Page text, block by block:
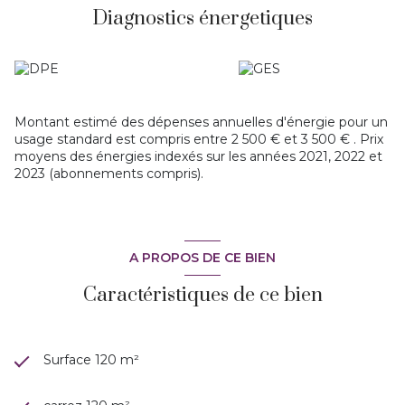
continuité de vie vers le jardin. La vue mer, subtile et
apaisante, accompagne chaque instant.
calme et intimité.
bénéficie d’une belle exposition et d’un cadre
méditerranéen privilégié et un calme absolu!
Prévoir travaux de rafraîchissement ce qui permettra de
révéler tout le caractère et le potentiel de cette
Diagnostics énergetiques
Montant estimé des dépenses annuelles d'énergie pour un
usage standard est compris entre 2 500 € et 3 500 € . Prix
moyens des énergies indexés sur les années 2021, 2022 et
2023 (abonnements compris).
A PROPOS DE CE BIEN
Caractéristiques de ce bien
Surface 120 m²